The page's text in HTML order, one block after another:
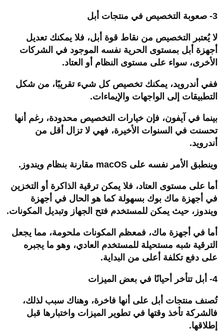
3- صعوبة التخصيص في منتجات أبل
لا يُعتبر التخصيص من نقاط قوة أبل، فلا يمكنك تعديل
أجهزة أبل بمستوى الحرية نفسه الموجود في الشركات
الأخرى، سواء على مستوى النظام أو العتاد.
ففي أندرويد، يمكنك تخصيص كل شيء تقريبًا، من شكل
التطبيقات إلى الواجهات والإيماءات.
بينما في آيفون، فإن خيارات التخصيص محدودة، رغم أنها
تحسنت في السنوات الأخيرة، فهي لا تزال أقل من
أندرويد.
وينطبق الأمر نفسه على macOS مقارنة بنظام ويندوز.
أما على مستوى العتاد، فلا يمكن ترقية الذاكرة أو التخزين
في أجهزة ماك بوك بسهولة كما هو الحال في أجهزة
ويندوز، حيث يمكن للمستخدم فتح الجهاز وتبديل المكونات.
أما في أجهزة ماك، فمعظم المكونات ملحومة، مما يجعل
الترقية شبه مستحيلة للمستخدم العادي، وهو ما يجبره
على دفع تكلفة أعلى من البداية.
4- أبل تتأخر أحيانًا في بعض الميزات
تُصنف منتجات أبل على أنها فاخرة، وهناك سبب لذلك،
فالشركة تأخذ وقتها في تطوير الميزات واختبارها قبل
إطلاقها.